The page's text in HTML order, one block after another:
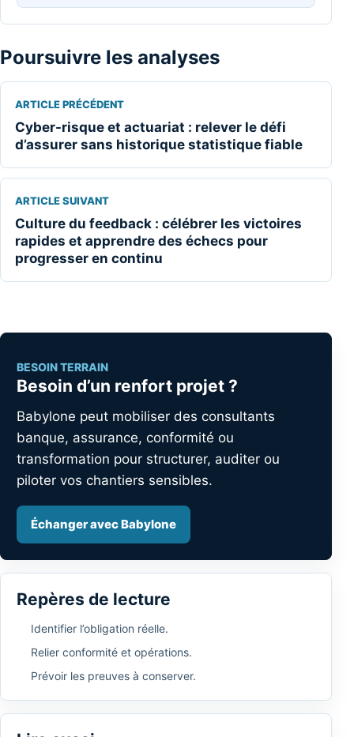
Poursuivre les analyses
ARTICLE PRÉCÉDENT
Cyber-risque et actuariat : relever le défi
d’assurer sans historique statistique fiable
ARTICLE SUIVANT
Culture du feedback : célébrer les victoires
rapides et apprendre des échecs pour
progresser en continu
BESOIN TERRAIN
Besoin d’un renfort projet ?
Babylone peut mobiliser des consultants
banque, assurance, conformité ou
transformation pour structurer, auditer ou
piloter vos chantiers sensibles.
Échanger avec Babylone
Repères de lecture
Identifier l’obligation réelle.
Relier conformité et opérations.
Prévoir les preuves à conserver.